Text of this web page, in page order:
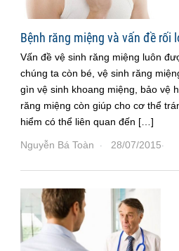
Bệnh răng miệng và vấn đề rối
Vấn đề vệ sinh răng miệng luôn
chúng ta còn bé, vệ sinh răng
gìn vệ sinh khoang miệng, bảo vệ
răng miệng còn giúp cho cơ thể
hiểm có thể liên quan đến […]
Nguyễn Bá Toàn · 28/07/2015·